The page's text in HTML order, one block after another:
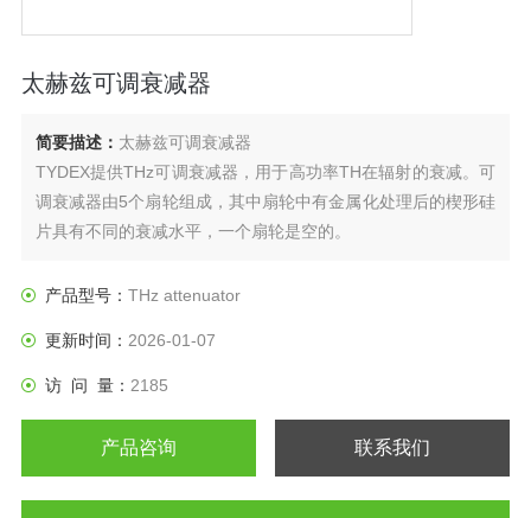
太赫兹可调衰减器
简要描述： 太赫兹可调衰减器
TYDEX提供THz可调衰减器，用于高功率TH在辐射的衰减。可
调衰减器由5个扇轮组成，其中扇轮中有金属化处理后的楔形硅
片具有不同的衰减水平，一个扇轮是空的。
产品型号： THz attenuator
更新时间： 2026-01-07
访 问 量： 2185
产品咨询 联系我们